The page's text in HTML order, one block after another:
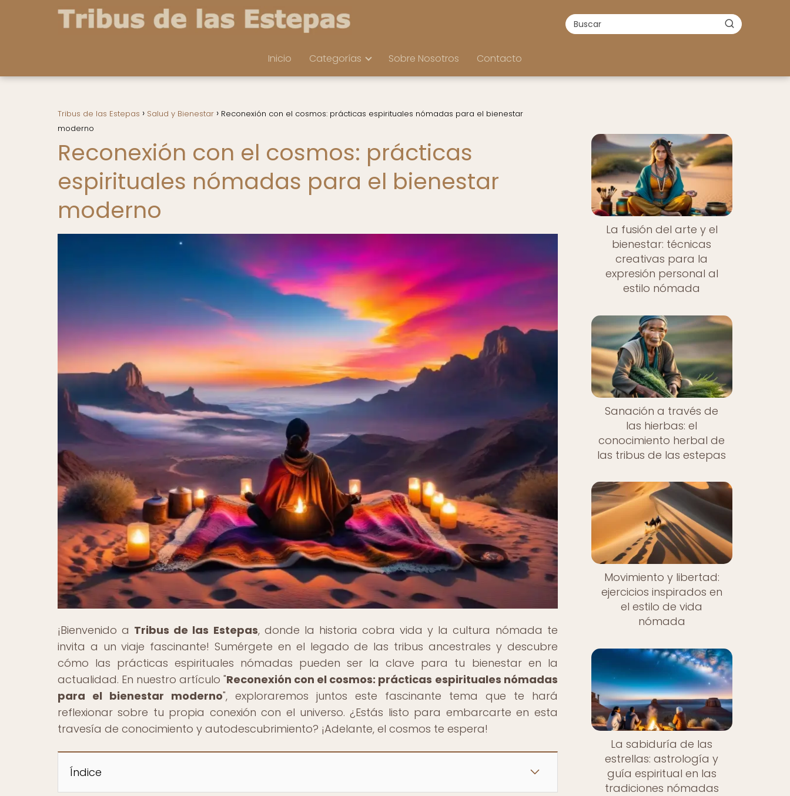
Inicio Categorías Sobre Nosotros Contacto
Tribus de las Estepas Salud y Bienestar
Reconexión con el cosmos: prácticas espirituales nómadas para el bienestar
moderno
Reconexión con el cosmos: prácticas
espirituales nómadas para el bienestar
moderno
¡Bienvenido a Tribus de las Estepas, donde la historia cobra vida y la cultura nómada te
invita a un viaje fascinante! Sumérgete en el legado de las tribus ancestrales y descubre
cómo las prácticas espirituales nómadas pueden ser la clave para tu bienestar en la
actualidad. En nuestro artículo "Reconexión con el cosmos: prácticas espirituales nómadas
para el bienestar moderno", exploraremos juntos este fascinante tema que te hará
reflexionar sobre tu propia conexión con el universo. ¿Estás listo para embarcarte en esta
travesía de conocimiento y autodescubrimiento? ¡Adelante, el cosmos te espera!
Índice
La fusión del arte y el
bienestar: técnicas
creativas para la
expresión personal al
estilo nómada
Sanación a través de
las hierbas: el
conocimiento herbal de
las tribus de las estepas
Movimiento y libertad:
ejercicios inspirados en
el estilo de vida
nómada
La sabiduría de las
estrellas: astrología y
guía espiritual en las
tradiciones nómadas